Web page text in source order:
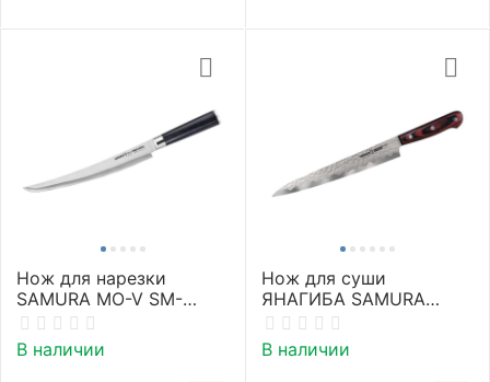
Нож для нарезки
SAMURA MO-V SM-
0046T/Y
В наличии
Нож для суши
ЯНАГИБА SAMURA
KAIJU SKJ-0045/Y
В наличии